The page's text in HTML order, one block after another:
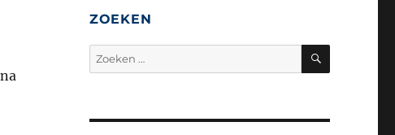
ZOEKEN
Zoeken
naar:
ZOEKEN